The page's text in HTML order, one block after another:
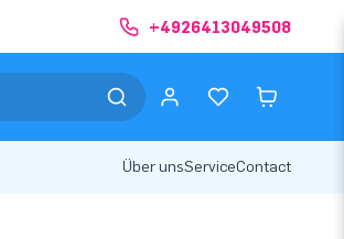
+4926413049508
Über unsServiceContact